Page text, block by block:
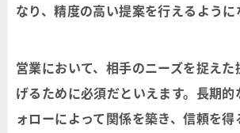
なり、精度の高い提案を行えるように
営業において、相手のニーズを捉え
げるために必須だといえます。長期
ォローによって関係を築き、信頼を